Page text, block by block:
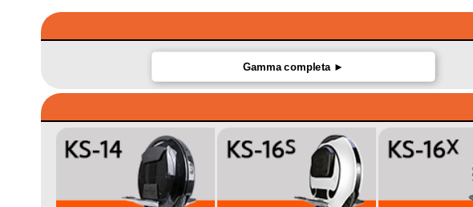
Gamma completa ►